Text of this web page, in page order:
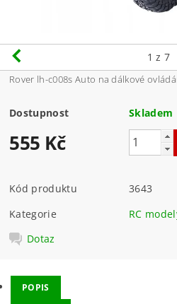
1 z 7
Rover lh-c008s Auto na dálkové
Dostupnost Skladem
555 Kč
Kód produktu
3643
Kategorie
RC
Dotaz
POPIS